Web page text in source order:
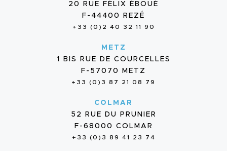
20 RUE FÉLIX ÉBOUÉ
F-44400 REZÉ
+33 (0)2 40 32 11 90
METZ
1 BIS RUE DE COURCELLES
F-57070 METZ
+33 (0)3 87 21 08 79
COLMAR
52 RUE DU PRUNIER
F-68000 COLMAR
+33 (0)3 89 41 23 74